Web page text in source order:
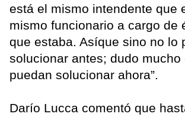
está el mismo intendente que
mismo funcionario a cargo de
que estaba. Asíque sino no lo
solucionar antes; dudo mucho
puedan solucionar ahora”.
Darío Lucca comentó que